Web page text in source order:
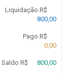
Liquidação R$
800,00
Pago R$
0,00
Saldo R$ 800,00